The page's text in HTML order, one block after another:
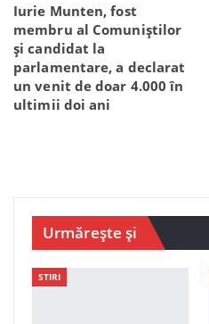
Iurie Munten, fost
membru al Comuniștilor
și candidat la
parlamentare, a declarat
un venit de doar 4.000 în
ultimii doi ani
Urmărește și
STIRI